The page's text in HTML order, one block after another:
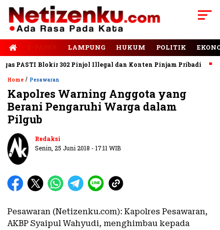
LAMPUNG HUKUM POLITIK
PASTI Blokir 302 Pinjol Illegal dan Konten Pinjam Pribadi
Home / Pesawaran
Kapolres Warning Anggota yang
Berani Pengaruhi Warga dalam
Pilgub
Redaksi
Senin, 25 Juni 2018 - 17:11 WIB
Pesawaran (Netizenku.com): Kapolres Pesawaran,
AKBP Syaipul Wahyudi, menghimbau kepada